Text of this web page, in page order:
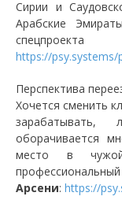
Сирии и
Арабские
спецпроекта
https://
Перспектива
Хочется сменить
оборачивается
место в чужой
Арсени: https://